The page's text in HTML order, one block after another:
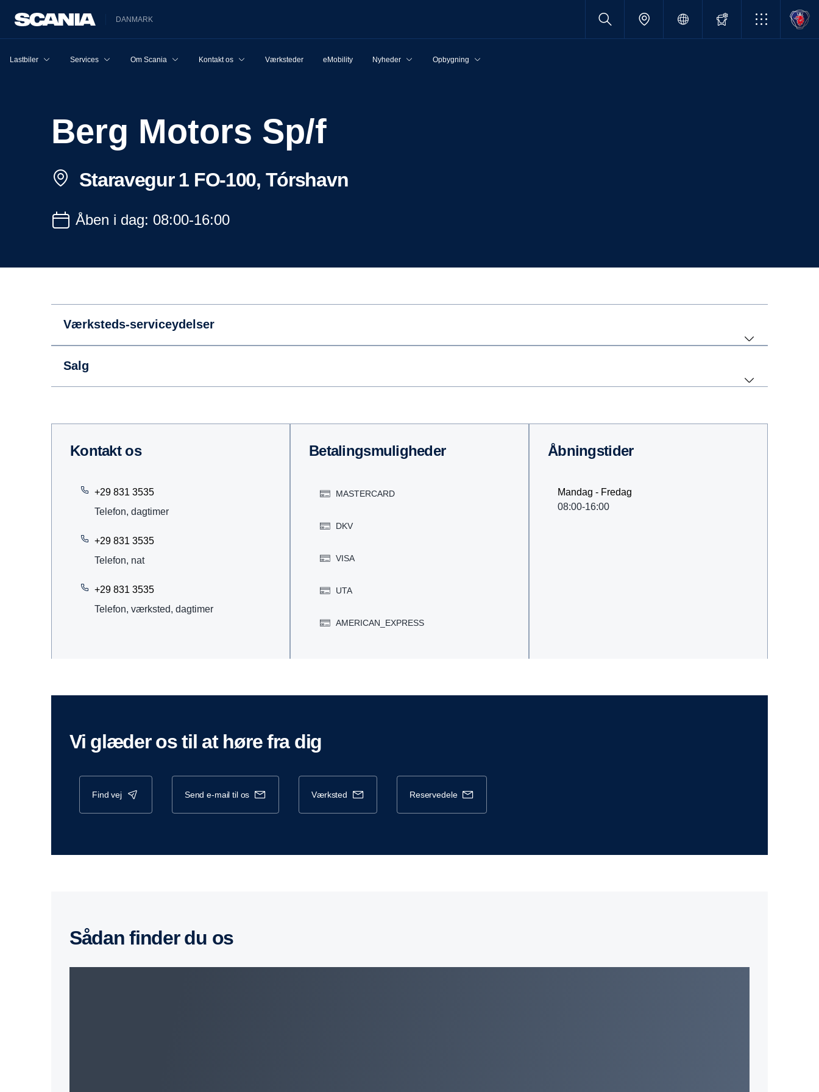
DANMARK
Lastbiler Services Om Scania Kontakt os Værksteder eMobility Nyheder Opbygning
Berg Motors Sp/f
Staravegur 1 FO-100, Tórshavn
Åben i dag: 08:00-16:00
Værksteds-serviceydelser
Salg
kontakt os
+29 831 3535
Telefon, dagtimer
+29 831 3535
Telefon, nat
+29 831 3535
Telefon, værksted, dagtimer
Betalingsmuligheder
MASTERCARD
DKV
VISA
UTA
AMERICAN_EXPRESS
åbningstider
Mandag - Fredag
08:00-16:00
vi glæder os til at høre fra dig
find vej send e-mail til os værksted reservedele
sådan finder du os